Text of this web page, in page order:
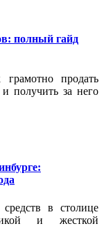
полный гайд
продать
получить за него
в столице
и жесткой